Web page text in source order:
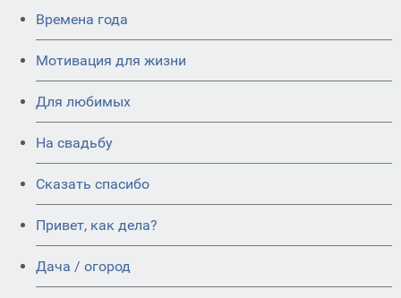
Времена года
Мотивация для жизни
Для любимых
На свадьбу
Сказать спасибо
Привет, как дела?
Дача / огород